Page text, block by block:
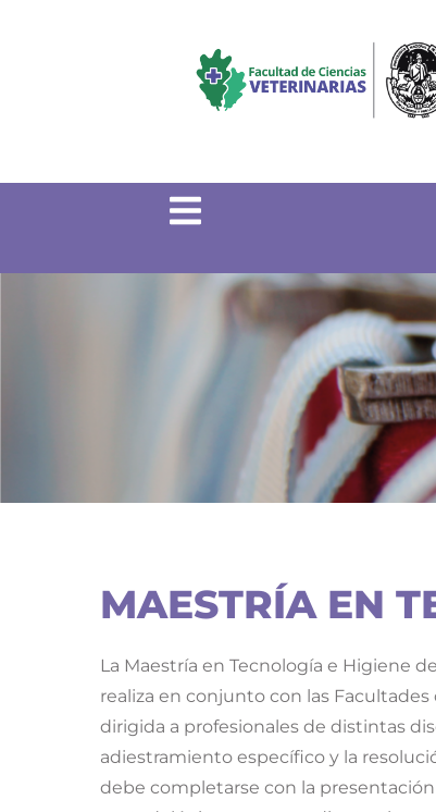
MAESTRÍA EN
La Maestría en Tecnología e Higiene
realiza en conjunto con las Facultades
dirigida a profesionales de distintas
adiestramiento específico y la
debe completarse con la